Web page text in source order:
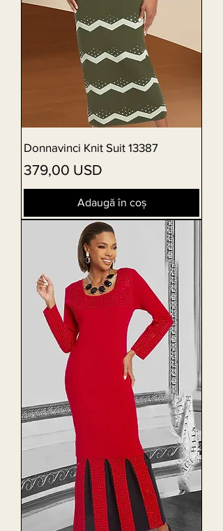
Donnavinci Knit Suit 13387
Preț
379,00 USD
Adaugă în coș